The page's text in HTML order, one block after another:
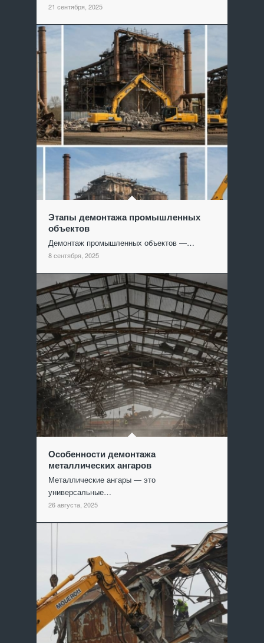
21 сентября, 2025
Этапы демонтажа промышленных
объектов
Демонтаж промышленных объектов —…
8 сентября, 2025
Особенности демонтажа
металлических ангаров
Металлические ангары — это
универсальные…
26 августа, 2025